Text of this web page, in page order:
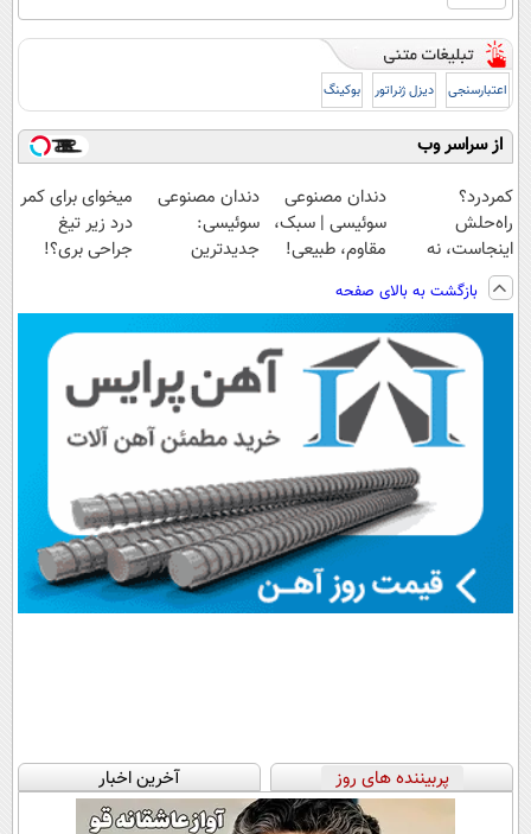
اعتبارسنجی دیزل ژنراتور بوکینگ
از سراسر وب
کمردرد؟
راه‌حلش
اینجاست، نه
توی داروخونه
دندان مصنوعی
سوئیسی | سبک،
مقاوم، طبیعی!
رایگان+پرداخت
اقساطی😍
دندان مصنوعی
سوئیسی:
جدیدترین
پرداخت قسطی
میخوای برای کمر
درد زیر تیغ
جراحی بری؟!
بازگشت به بالای صفحه
پربیننده های روز آخرین اخبار